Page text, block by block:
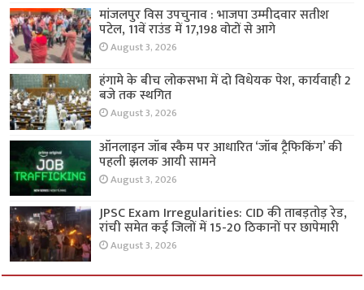
मांजलपुर विस उपचुनाव : भाजपा उम्मीदवार सतीश
पटेल, 11वें राउंड में 17,198 वोटों से आगे
August 3, 2026
हंगामे के बीच लोकसभा में दो विधेयक पेश, कार्यवाही 2
बजे तक स्थगित
August 3, 2026
ऑनलाइन जॉब स्कैम पर आधारित ‘जॉब ट्रैफिकिंग’ की
पहली झलक आयी सामने
August 3, 2026
JPSC Exam Irregularities: CID की ताबड़तोड़ रेड,
रांची समेत कई जिलों में 15-20 ठिकानों पर छापेमारी
August 3, 2026